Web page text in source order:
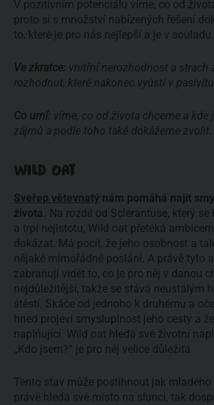
V pozitivním potenciálu víme, co od
proto si s množství nabízených řešení
to, které je pro nás nejlepší a je v souladu
Ve zkratce: vnitřní nerozhodnost a strach
rozhodnut, které nakonec vyústí v
Co umí: víme, co od života chceme a kde
zájmů a podle toho také dokážeme zvolit.
WILD OAT
Sveřep větevnatý nám pomáhá najít
života. Na rozdíl od Sclerantuse, který
a trpí nejistotu, Wild oat přetéká
dokázat. Má pocit, že jeho osobnost a
nějaké mimořádné poslání. A právě tyto
zabraňují vidět to, co je pro něj v danou
nejdůležitější, takže se stává neustálým
štěstí. Skáče od jednoho k druhému a
hned projeví smysluplnost jeho cesty a
naplňující. Wild oat hledá své životní
„Kdo jsem?“ je pro něj velice důležitá.
Tento stav může postihnout jak mladého
právě hledá své místo na slunci, tak